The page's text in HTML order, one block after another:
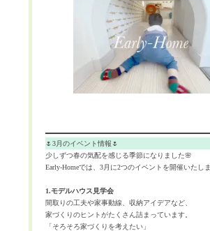
🌷3月のイベント情報🌷
少しずつ春の気配を感じる季節になりました🌸
Early-Homeでは、3月に2つのイベントを開催いたしま
1.モデルハウス見学会
間取りの工夫や家事動線、収納アイデアなど、
家づくりのヒントがたくさん詰まっています。
「そろそろ家づくりを考えたい」